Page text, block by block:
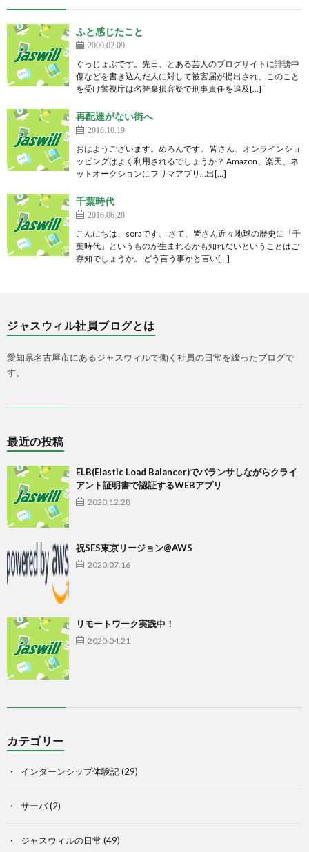
ふと感じたこと
2009.02.09
ぐっじょぶです。先日、とある芸人のブログサイトに誹謗中
傷などを書き込んだ人に対して被害届が提出され、このこと
を受け警視庁は名誉棄損容疑で刑事責任を追及[…]
再配達がない街へ
2016.10.19
おはようございます。めろんです。 皆さん、オンラインショ
ッピングはよく利用されるでしょうか？ Amazon、楽天、ネ
ットオークションにフリマアプリ…出[…]
千葉時代
2016.06.28
こんにちは、soraです。 さて、皆さん近々地球の歴史に「千
葉時代」というものが生まれるかも知れないということはご
存知でしょうか。 どう言う事かと言い[…]
ジャスウィル社員ブログとは
愛知県名古屋市にあるジャスウィルで働く社員の日常を綴ったブログで
す。
最近の投稿
ELB(Elastic Load Balancer)でバランサしながらクライ
アント証明書で認証するWEBアプリ
2020.12.28
祝SES東京リージョン@AWS
2020.07.16
リモートワーク実践中！
2020.04.21
カテゴリー
インターンシップ体験記(29)
サーバ(2)
ジャスウィルの日常 (49)